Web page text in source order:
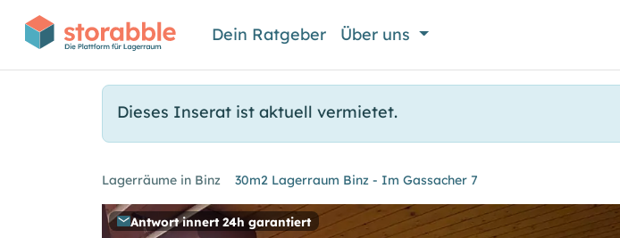
Dein Ratgeber Über uns
Dieses Inserat ist aktuell vermietet.
Lagerräume in Binz 30m2 Lagerraum Binz - Im Gassacher 7
Antwort innert 24h garantiert